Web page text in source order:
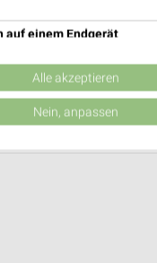
Passau
| Öffnet in 8 Min.
auf einem Endgerät
Werbeanzeigen
Alle akzeptieren
Nein, anpassen